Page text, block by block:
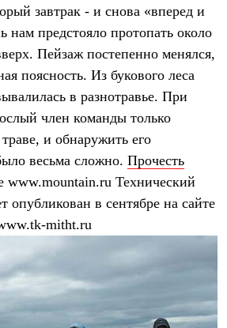
завтрак - и снова «вперед и
нам предстояло протопать около
Пейзаж постепенно менялся,
поясность. Из букового леса
в разнотравье. При
член команды только
и обнаружить его
весьма сложно. Прочесть
www.mountain.ru Технический
опубликован в сентябре на сайте
mitht.ru